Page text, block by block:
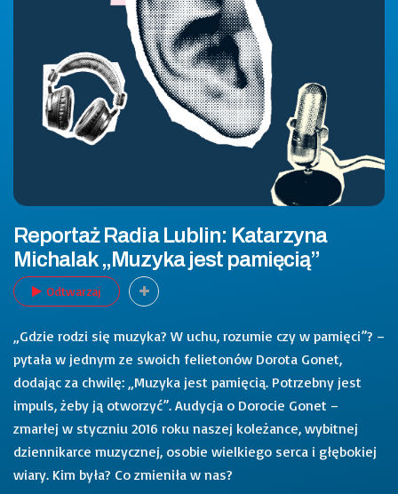
Reportaż Radia Lublin: Katarzyna
Michalak „Muzyka jest pamięcią”
Odtwarzaj
„Gdzie rodzi się muzyka? W uchu, rozumie czy w pamięci”? –
pytała w jednym ze swoich felietonów Dorota Gonet,
dodając za chwilę: „Muzyka jest pamięcią. Potrzebny jest
impuls, żeby ją otworzyć”. Audycja o Dorocie Gonet –
zmarłej w styczniu 2016 roku naszej koleżance, wybitnej
dziennikarce muzycznej, osobie wielkiego serca i głębokiej
wiary. Kim była? Co zmieniła w nas?